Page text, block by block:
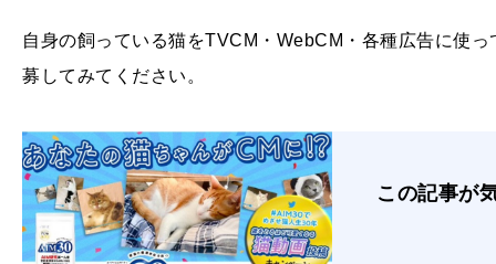
自身の飼っている猫をTVCM・WebCM・各種広告に使
募してみてください。
この記事が